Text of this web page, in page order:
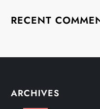
o
n
RECENT
ARCHIVES